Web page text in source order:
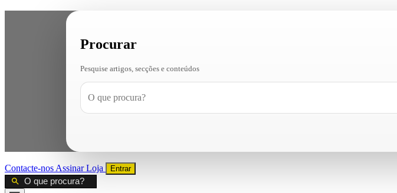
Procurar
Pesquise artigos, secções e conteúdos
Contacte-nos AssinarLoja Entrar